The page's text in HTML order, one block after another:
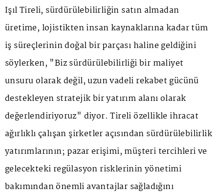
Işıl Tireli, sürdürülebilirliğin satın almadan
üretime, lojistikten insan kaynaklarına kadar tüm
iş süreçlerinin doğal bir parçası haline geldiğini
söylerken, "Biz sürdürülebilirliği bir maliyet
unsuru olarak değil, uzun vadeli rekabet gücünü
destekleyen stratejik bir yatırım alanı olarak
değerlendiriyoruz" diyor. Tireli özellikle ihracat
ağırlıklı çalışan şirketler açısından sürdürülebilirlik
yatırımlarının; pazar erişimi, müşteri tercihleri ve
gelecekteki regülasyon risklerinin yönetimi
bakımından önemli avantajlar sağladığını